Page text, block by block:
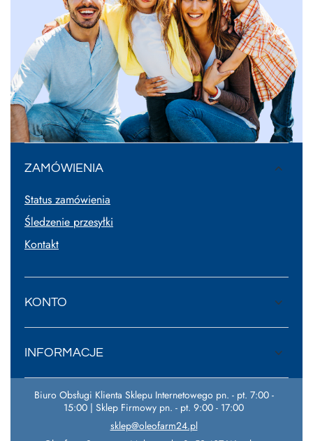
ZAMÓWIENIA
Status zamówienia
Śledzenie przesyłki
Kontakt
KONTO
INFORMACJE
Biuro Obsługi Klienta Sklepu Internetowego pn. - pt. 7:00 -
15:00 | Sklep Firmowy pn. - pt. 9:00 - 17:00
sklep@oleofarm24.pl